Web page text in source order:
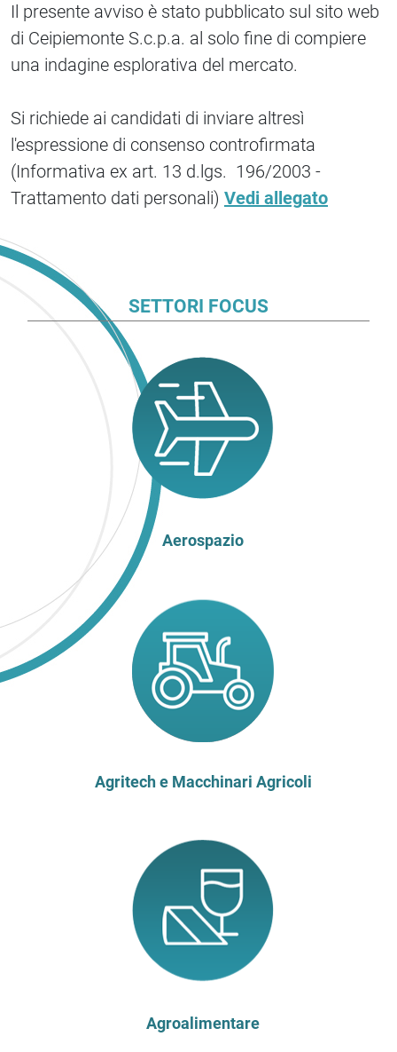
Il presente avviso è stato pubblicato sul sito web
di Ceipiemonte S.c.p.a. al solo fine di compiere
una indagine esplorativa del mercato.
Si richiede ai candidati di inviare altresì
l'espressione di consenso controfirmata
(Informativa ex art. 13 d.lgs. 196/2003 -
Trattamento dati personali) Vedi allegato
SETTORI FOCUS
Aerospazio
Agritech e Macchinari Agricoli
Agroalimentare